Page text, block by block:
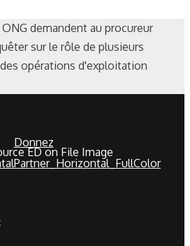
ONG demandent au procureur
sur le rôle de plusieurs
opérations d'exploitation
Donnez